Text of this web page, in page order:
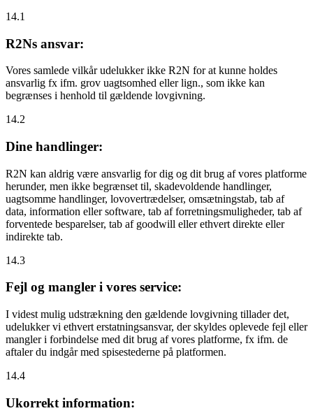
14.1
R2Ns ansvar:
Vores samlede vilkår udelukker ikke R2N for at kunne holdes
ansvarlig fx ifm. grov uagtsomhed eller lign., som ikke kan
begrænses i henhold til gældende lovgivning.
14.2
Dine handlinger:
R2N kan aldrig være ansvarlig for dig og dit brug af vores platforme
herunder, men ikke begrænset til, skadevoldende handlinger,
uagtsomme handlinger, lovovertrædelser, omsætningstab, tab af
data, information eller software, tab af forretningsmuligheder, tab af
forventede besparelser, tab af goodwill eller ethvert direkte eller
indirekte tab.
14.3
Fejl og mangler i vores service:
I videst mulig udstrækning den gældende lovgivning tillader det,
udelukker vi ethvert erstatningsansvar, der skyldes oplevede fejl eller
mangler i forbindelse med dit brug af vores platforme, fx ifm. de
aftaler du indgår med spisestederne på platformen.
14.4
Ukorrekt information: